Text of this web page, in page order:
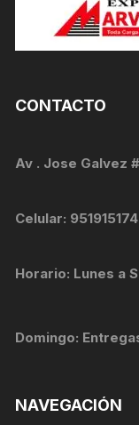
CONTACTO
Av . Jose Galvez
Celular:
Horario: Lunes a
Domingo:
NAVEGACIÓN